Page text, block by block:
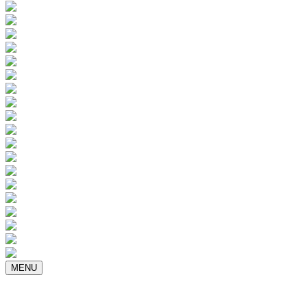
MENU